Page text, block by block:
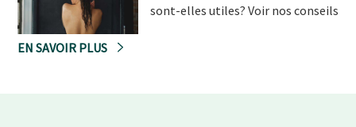
sont-elles utiles? Voir nos conseils
EN SAVOIR PLUS